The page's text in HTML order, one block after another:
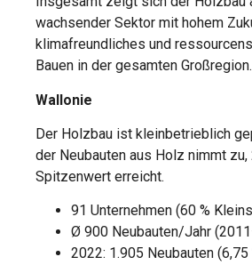
wachsender Sektor mit hohem
klimafreundliches und
Bauen in der gesamten Großregion.
Wallonie
Der Holzbau ist kleinbetrieblich
der Neubauten aus Holz nimmt
Spitzenwert erreicht.
91 Unternehmen (60 %
Ø 900 Neubauten/Jahr
2022: 1.905 Neubauten (6,75